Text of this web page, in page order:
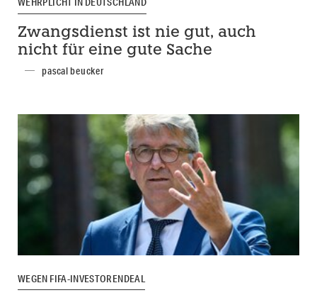
Zwangsdienst ist nie gut, auch
nicht für eine gute Sache
pascal beucker
WEGEN FIFA-INVESTORENDEAL